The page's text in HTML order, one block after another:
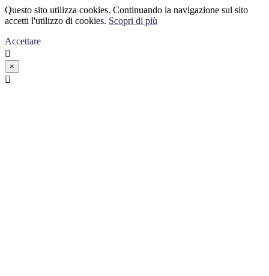
Questo sito utilizza cookies. Continuando la navigazione sul sito
accetti l'utilizzo di cookies. Scopri di più
Accettare

×
